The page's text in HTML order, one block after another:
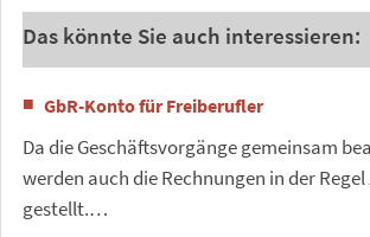
Das könnte Sie auch interessieren:
GbR-Konto für Freiberufler
Da die Geschäftsvorgänge gemeinsam
werden auch die Rechnungen in der
gestellt.…